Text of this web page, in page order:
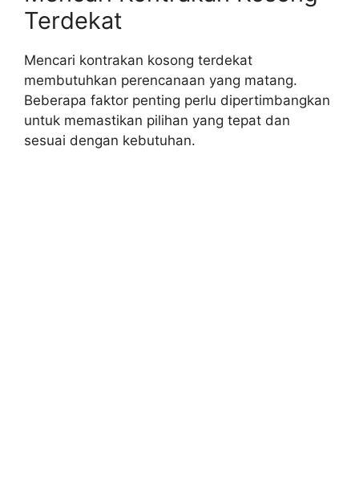
Terdekat
Mencari kontrakan kosong terdekat
membutuhkan perencanaan yang matang.
Beberapa faktor penting perlu dipertimbangkan
untuk memastikan pilihan yang tepat dan
sesuai dengan kebutuhan.